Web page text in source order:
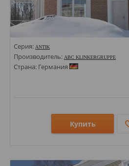
Серия: ANTIK
Производитель: ABC KLINKERGRUPPE
Страна: Германия
Купить
Стили: Под кирпич;